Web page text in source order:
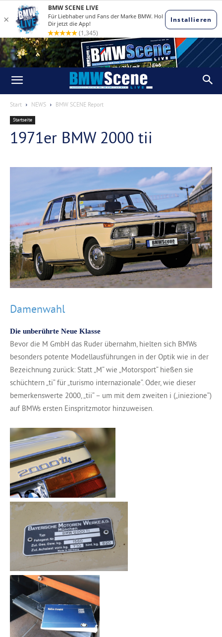
Start NEWS BMW SCENE Report
Startseite
1971er BMW 2000 tii
Damenwahl
Die unberührte Neue Klasse
Bevor die M GmbH das Ruder übernahm, hielten sich BMWs
besonders potente Modellausführungen in der Optik wie in der
Bezeichnung zurück: Statt „M“ wie „Motorsport“ hießen sie
schüchtern „ti“ für „turismo internazionale“. Oder, wie dieser
bemerkenswerte 2000, „tii“ – um mit dem zweiten i („iniezione“)
auf BMWs ersten Einspritzmotor hinzuweisen.